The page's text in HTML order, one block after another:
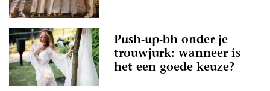
Push-up-bh onder je
trouwjurk: wanneer is
het een goede keuze?